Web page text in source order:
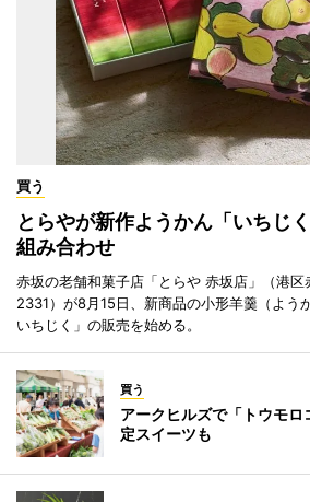
買う
とらやが新作ようかん「いちじ
組み合わせ
赤坂の老舗和菓子店「とらや 赤坂店」（港
2331）が8月15日、新商品の小形羊羹（よう
いちじく」の販売を始める。
買う
アークヒルズで「トウモ
定スイーツも